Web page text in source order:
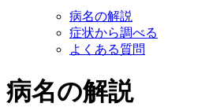
病名の解説
症状から調べる
よくある質問
病名の解説